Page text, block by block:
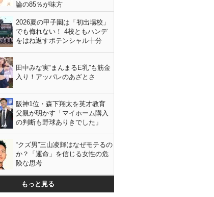
論の85％が味方
2026夏の甲子園は「初出場校」
でも侮れない！ 4校ともハンデ
をはね返すポテンシャル十分
田中みな実“まんまるE乳”も筋金
入り！アッパレのあざとさ
阪神1位・森下翔太を英才教育
父親が明かす「マイホーム購入
の判断も野球ありきでした」
“クズ男”三山凌輝はなぜモテるの
か？「運命」を信じる女性の危
険な思考
もっと見る